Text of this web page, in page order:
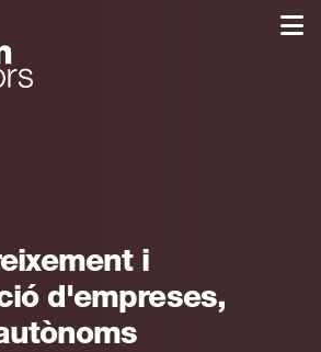
i
d'empreses,